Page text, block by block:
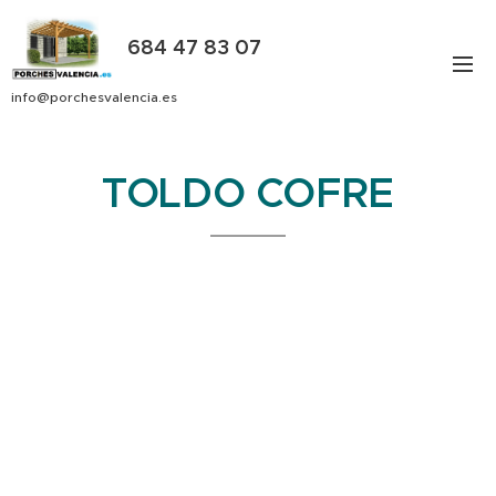
684 47 83 07
info@porchesvalencia.es
TOLDO COFRE